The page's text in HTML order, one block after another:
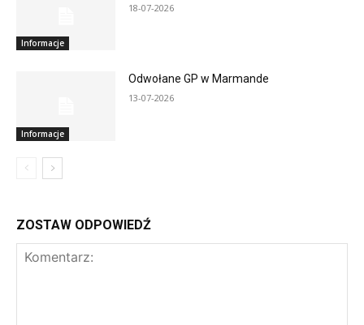
Informacje
18-07-2026
Informacje
Odwołane GP w Marmande
13-07-2026
ZOSTAW ODPOWIEDŹ